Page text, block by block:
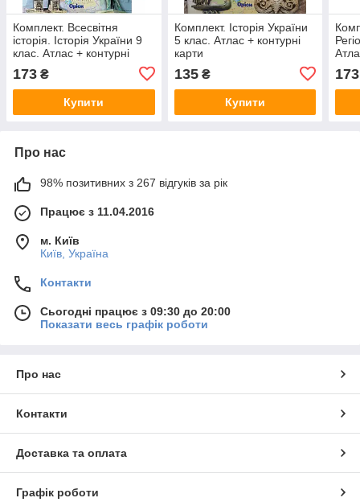
Комплект. Всесвітня
історія. Історія України 9
клас. Атлас + контурні
173 ₴
Купити
Комплект. Історія України
5 клас. Атлас + контурні
карти
135₴
Купити
173
Про нас
98% позитивних з 267 відгуків за рік
Працює з 11.04.2016
м. Київ
Київ, Україна
Контакти
Сьогодні працює з 09:30 до 20:00
Показати весь графік роботи
Про нас
Контакти
Доставка та оплата
Графік роботи